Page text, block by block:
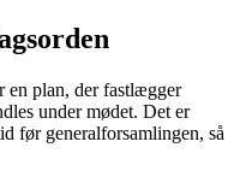
en plan, der fastlægger
under mødet. Det er
før generalforsamlingen, så